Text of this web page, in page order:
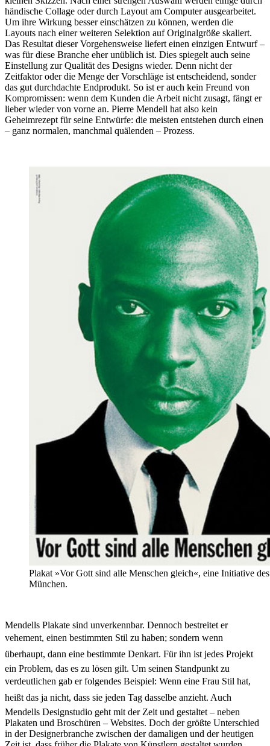
händische Collage oder durch Layout am Computer ausgearbeitet.
Um ihre Wirkung besser einschätzen zu können, werden die
Layouts nach einer weiteren Selektion auf Originalgröße skaliert.
Das Resultat dieser Vorgehensweise liefert einen einzigen Entwurf –
was für diese Branche eher unüblich ist. Dies spiegelt auch seine
Einstellung zur Qualität des Designs wieder. Denn nicht der
Zeitfaktor oder die Menge der Vorschläge ist entscheidend, sonder
das gut durchdachte Endprodukt. So ist er auch kein Freund von
Kompromissen: wenn dem Kunden die Arbeit nicht zusagt, fängt er
lieber wieder von vorne an. Pierre Mendell hat also kein
Geheimrezept für seine Entwürfe: die meisten entstehen durch einen
– ganz normalen, manchmal quälenden – Prozess.
Plakat »Vor Gott sind alle Menschen gleich«, eine Initiative
München.
Mendells Plakate sind unverkennbar. Dennoch bestreitet er
vehement, einen bestimmten Stil zu haben; sondern wenn
überhaupt, dann eine bestimmte Denkart. Für ihn ist jedes Projekt
ein Problem, das es zu lösen gilt. Um seinen Standpunkt zu
verdeutlichen gab er folgendes Beispiel: Wenn eine Frau Stil hat,
heißt das ja nicht, dass sie jeden Tag dasselbe anzieht. Auch
Mendells Designstudio geht mit der Zeit und gestaltet – neben
Plakaten und Broschüren – Websites. Doch der größte Unterschied
in der Designerbranche zwischen der damaligen und der heutigen